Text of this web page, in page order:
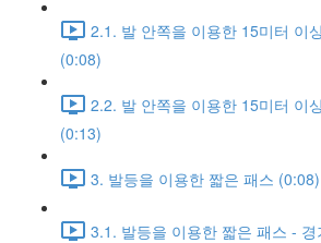
2.1. 발 안쪽을 이용한 15미터 이
(0:08)
2.2. 발 안쪽을 이용한 15미터 이
(0:13)
3. 발등을 이용한 짧은 패스 (0:08)
3.1. 발등을 이용한 짧은 패스 -